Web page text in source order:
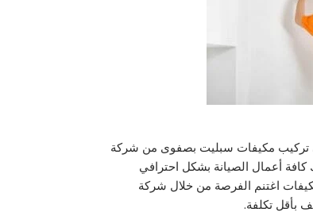
تركيب مكيفات سبليت بصفوى من شركة
اغتنم الفرصة من خلال شركة
بأقل تكلفة.